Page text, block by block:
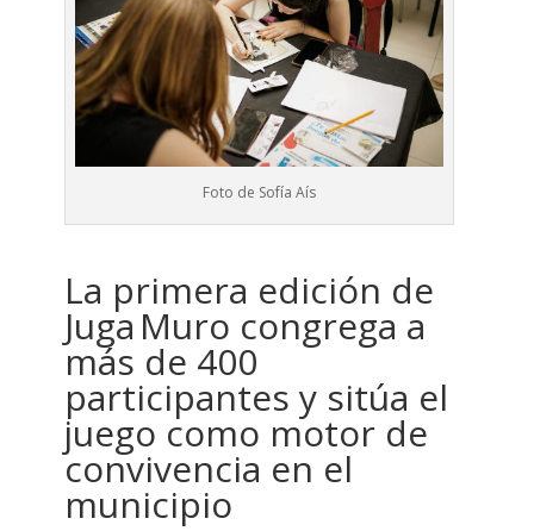
Foto de Sofía Aís
La primera edición de
Juga Muro congrega a
más de 400
participantes y sitúa el
juego como motor de
convivencia en el
municipio